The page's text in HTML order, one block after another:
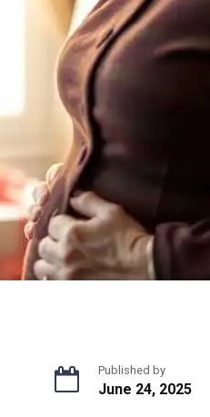
Published by
June 24, 2025